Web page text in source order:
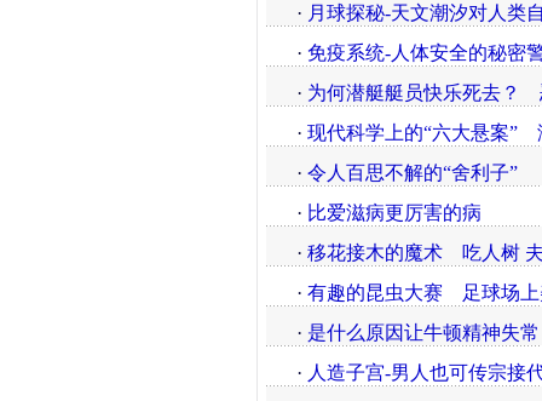
· 月球探秘-天文潮汐对人类
· 免疫系统-人体安全的秘密
· 为何潜艇艇员快乐死去？
· 现代科学上的“六大悬案”
· 令人百思不解的“舍利子”
· 比爱滋病更厉害的病
· 移花接木的魔术
吃人树
· 有趣的昆虫大赛
足球场
· 是什么原因让牛顿精神失常
· 人造子宫-男人也可传宗接